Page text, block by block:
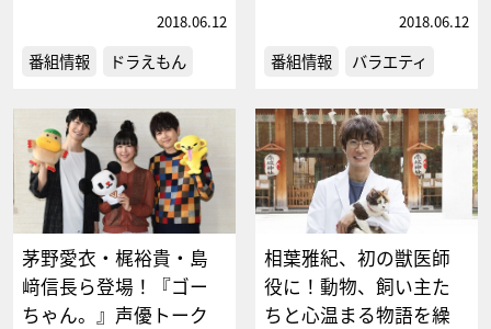
2018.06.12
番組情報 ドラえもん
2018.06.12
番組情報 バラエティ
茅野愛衣・梶裕貴・島
﨑信長ら登場！『ゴー
ちゃん。』声優トーク
相葉雅紀、初の獣医師
役に！動物、飼い主た
ちと心温まる物語を繰